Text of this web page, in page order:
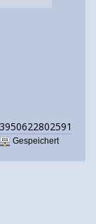
Gespeichert